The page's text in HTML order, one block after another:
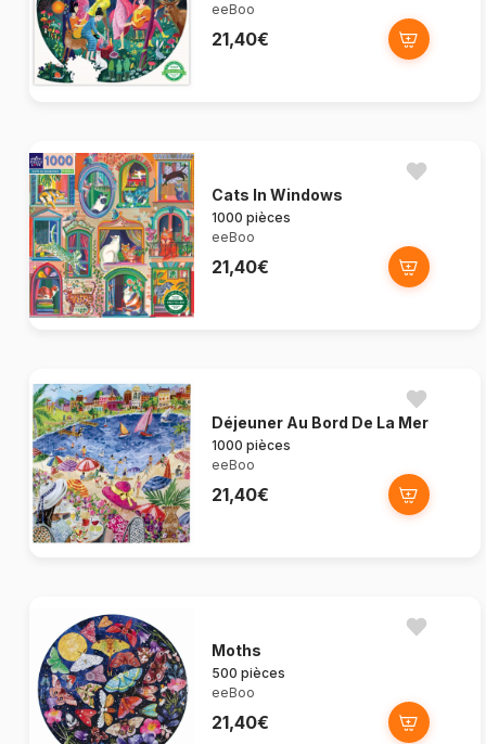
eeBoo
21,40€
Cats In Windows
1000 pièces
eeBoo
21,40€
Déjeuner Au Bord De La Mer
1000 pièces
eeBoo
21,40€
Moths
500 pièces
eeBoo
21,40€